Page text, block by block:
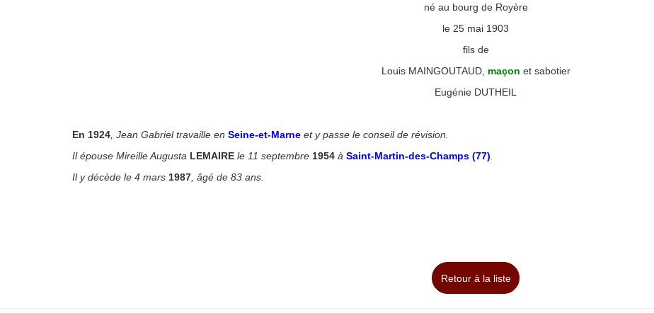
né au bourg de Royère
le 25 mai 1903
fils de
Louis MAINGOUTAUD, maçon et sabotier
Eugénie DUTHEIL
En 1924, Jean Gabriel travaille en Seine-et-Marne et y passe le conseil de révision.
Il épouse Mireille Augusta LEMAIRE le 11 septembre 1954 à Saint-Martin-des-Champs (77).
Il y décède le 4 mars 1987, âgé de 83 ans.
Retour à la liste